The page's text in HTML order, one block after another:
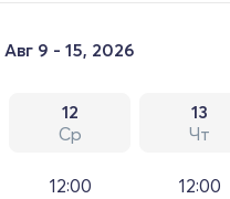
Авг 9 - 15, 2026
12
Ср
13
Чт
12:00 12:00